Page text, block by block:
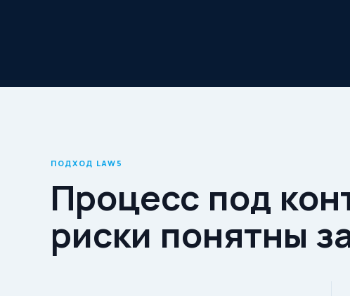
ПОДХОД LAW5
Процесс под
риски понятны